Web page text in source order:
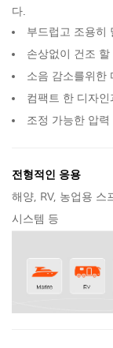
다.
부드럽고 조용히
손상없이 건조 할
소음 감소를위한
컴팩트 한 디자
조정 가능한 압
전형적인 응용
해양, RV, 농업용 스
시스템 등